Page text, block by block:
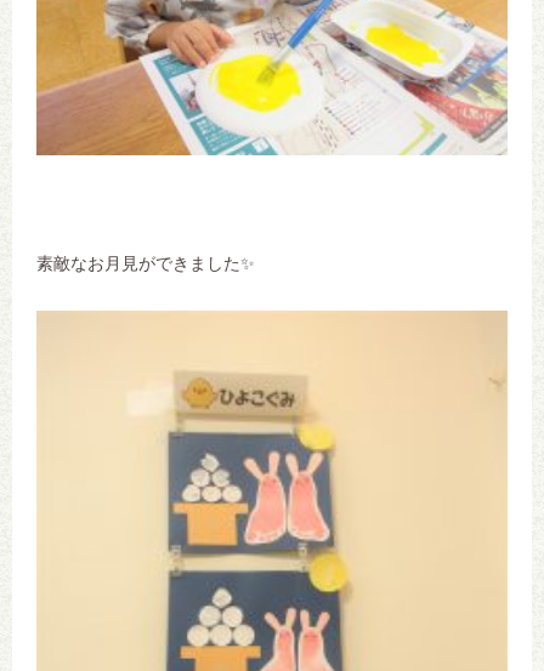
素敵なお月見ができました✨